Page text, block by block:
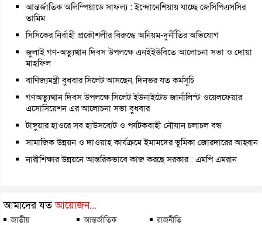
আন্তর্জাতিক অলিম্পিয়াডে সাফল্য : ইন্দোনেশিয়ায় যাচ্ছে জেসিপিএসসির
তামিম
সিসিকের নির্বাহী প্রকৌশলীর বিরুদ্ধে অনিয়ম-দুর্নীতির অভিযোগ
জুলাই গণ-অভ্যুত্থান দিবস উপলক্ষে এনইইউবিতে আলোচনা সভা ও দোয়া
মাহফিল
বাণিজ্যমন্ত্রী বুধবার সিলেট আসছেন, দিনভর যত কর্মসূচি
গণঅভ্যুত্থান দিবস উপলক্ষে সিলেট ইউনাইটেড জার্নালিস্ট ওয়েলফেয়ার
এসোসিয়েশন এর আলোচনা সভা বুধবার
টাঙ্গুয়ার হাওরে সব হাউসবোট ও পর্যটকবাহী নৌযান চলাচল বন্ধ
সামাজিক উন্নয়ন ও দাওয়াহ কার্যক্রমে ইমামদের ভূমিকা জোরদারের আহ্বান
নারীশিক্ষার উন্নয়নে আন্তরিকভাবে কাজ করছে সরকার : এমপি এমরান
আমাদের যতআয়োজন...
জাতীয় আন্তর্জাতিক
রাজনীতি